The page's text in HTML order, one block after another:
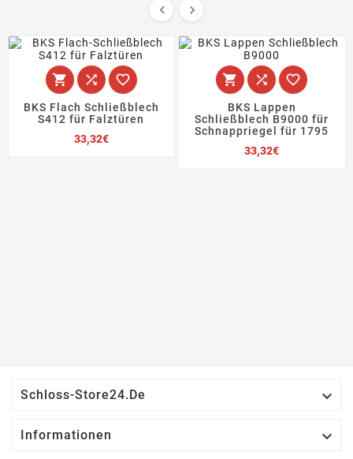
 
  
BKS Flach Schließblech
S412 für Falztüren
33,32€Preis
  
BKS Lappen
Schließblech B9000 für
Schnappriegel für 1795
33,32€Preis
Schloss-Store24.de 
Informationen 